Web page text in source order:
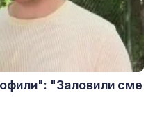
"Заловили сме